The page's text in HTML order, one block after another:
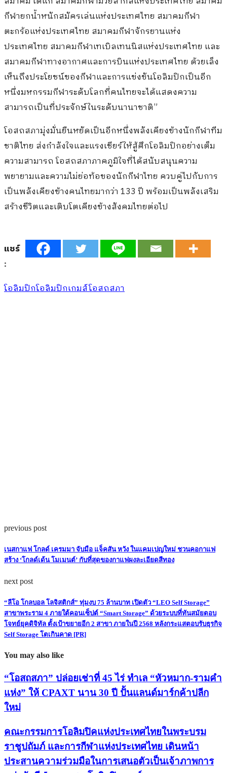
กีฬายกน้ำหนักสมัครเล่นแห่งประเทศไทย สมาคมกีฬา
ตะกร้อแห่งประเทศไทย สมาคมกีฬาจักรยานแห่ง
ประเทศไทย สมาคมกีฬาเทเบิลเทนนิสแห่งประเทศไทย และ
สมาคมกีฬาทางอากาศและการบินแห่งประเทศไทย ด้วยเล็ง
เห็นถึงประโยชน์ของกีฬาและการแข่งขันโอลิมปิกเป็นอีก
หนึ่งมหกรรมกีฬาระดับโลกที่คนไทยจะได้แสดงความ
สามารถเป็นที่ประจักษ์ในระดับนานาชาติ”
โอสถสภามุ่งมั่นยืนหยัดเป็นอีกหนึ่งพลังเคียงข้างนักกีฬาทีม
ชาติไทย ส่งกำลังใจและแรงเชียร์ให้สู้ศึกโอลิมปิกอย่างเต็ม
ความสามารถ โอสถสภาภาคภูมิใจที่ได้สนับสนุนความ
พยายามและความไม่ย่อท้อของนักกีฬาไทย ควบคู่ไปกับการ
เป็นพลังเคียงข้างคนไทยมากว่า 133 ปี พร้อมเป็นพลังเสริม
สร้างชีวิตและเติบโตเคียงข้างสังคมไทยต่อไป
แชร์
:
โอลิมปิกโอลิมปิกเกมส์โอสถสภา
previous post
เนสกาแฟ โกลด์ เครมมา จับมือ แจ็คสัน หวัง ในแคมเปญใหม่ ชวนคอกาแฟ
สร้าง ‘โกลด์เด้น โมเมนต์’ กับที่สุดของกาแฟผงละเอียดสีทอง
next post
“ลีโอ โกลบอล โลจิสติกส์” ทุ่มงบ 75 ล้านบาท เปิดตัว “LEO Self Storage”
สาขาพระราม 4 ภายใต้คอนเซ็ปต์ “Smart Storage” ด้วยระบบที่ทันสมัยตอบ
โจทย์ยุคดิจิทัล ตั้งเป้าขยายอีก 2 สาขา ภายในปี 2568 หลังกระแสตอบรับธุรกิจ
Self Storage โตเกินคาด [PR]
You may also like
“โอสถสภา” ปล่อยเช่าที่ 45 ไร่ ทำเล “หัวหมาก-รามคำ
แห่ง” ให้ CPAXT นาน 30 ปี ปั้นแลนด์มาร์กค้าปลีก
ใหม่
คณะกรรมการโอลิมปิคแห่งประเทศไทยในพระบรม
ราชูปถัมภ์ และการกีฬาแห่งประเทศไทย เดินหน้า
ประสานความร่วมมือในการเสนอตัวเป็นเจ้าภาพการ